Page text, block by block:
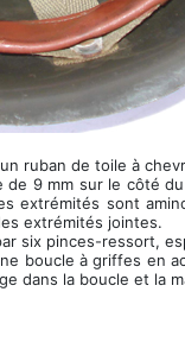
ruban de toile à
de 9 mm sur le côté
extrémités sont
extrémités jointes.
six pinces-ressort,
boucle à griffes en
dans la boucle et la